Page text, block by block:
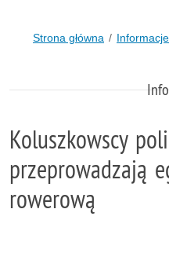
Strona główna Informacje
Koluszkowscy
przeprowadzają
rowerową